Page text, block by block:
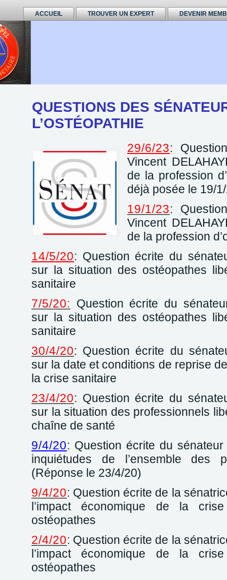
ACCUEIL TROUVER UN EXPERT DEVENIR
QUESTIONS DES
L’OSTÉOPATHIE
29/6/23:
Vincent
de la profession
déjà posée le 19/
19/1/23:
Vincent
de la profession
14/5/20: Question écrite du
sur la situation des ostéopathes
sanitaire
7/5/20: Question écrite du
sur la situation des ostéopathes
sanitaire
30/4/20: Question écrite du
sur la date et conditions de reprise
la crise sanitaire
23/4/20: Question écrite du
sur la situation des professionnels
chaîne de santé
9/4/20: Question écrite du
inquiétudes de l’ensemble des
(Réponse le 23/4/20)
9/4/20: Question écrite de la
l’impact économique de la
ostéopathes
2/4/20: Question écrite de la
l’impact économique de la
ostéopathes